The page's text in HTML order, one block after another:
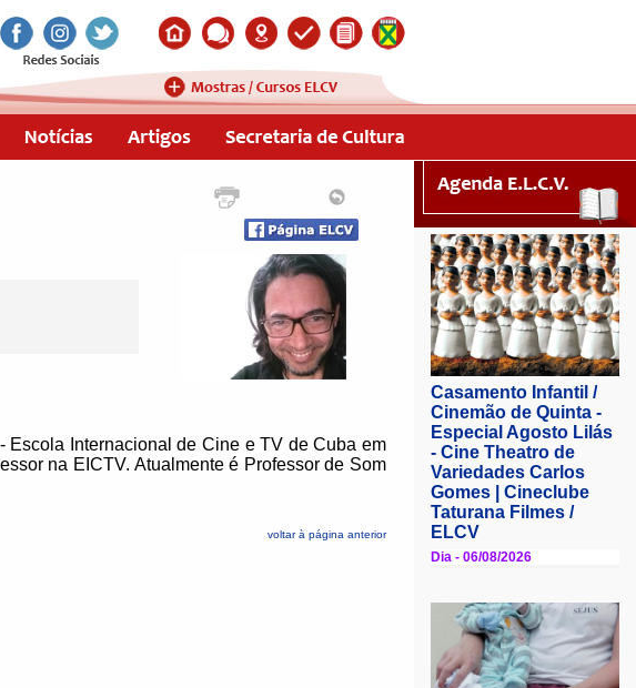
Internacional de Cine e TV de Cuba em
na EICTV. Atualmente é Professor de Som
voltar à página anterior